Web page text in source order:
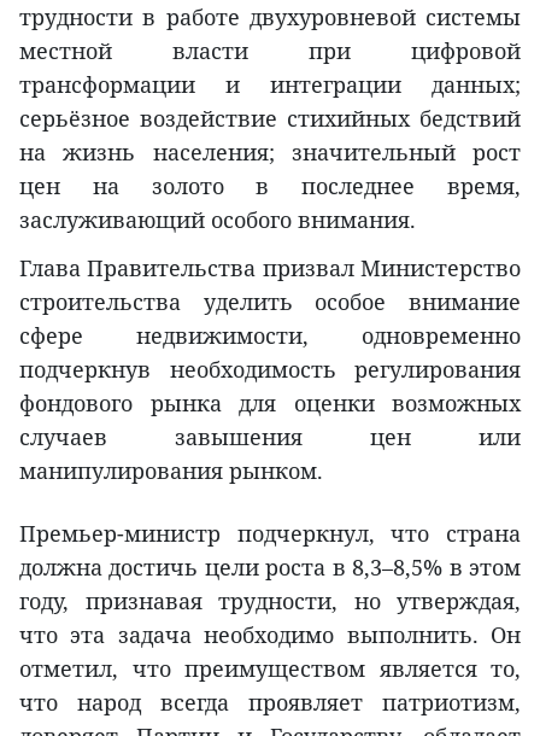
трудности в работе двухуровневой системы
местной власти при цифровой
трансформации и интеграции данных;
серьёзное воздействие стихийных бедствий
на жизнь населения; значительный рост
цен на золото в последнее время,
заслуживающий особого внимания.
Глава Правительства призвал Министерство
строительства уделить особое внимание
сфере недвижимости, одновременно
подчеркнув необходимость регулирования
фондового рынка для оценки возможных
случаев завышения цен или
манипулирования рынком.
Премьер-министр подчеркнул, что страна
должна достичь цели роста в 8,3–8,5% в этом
году, признавая трудности, но утверждая,
что эта задача необходимо выполнить. Он
отметил, что преимуществом является то,
что народ всегда проявляет патриотизм,